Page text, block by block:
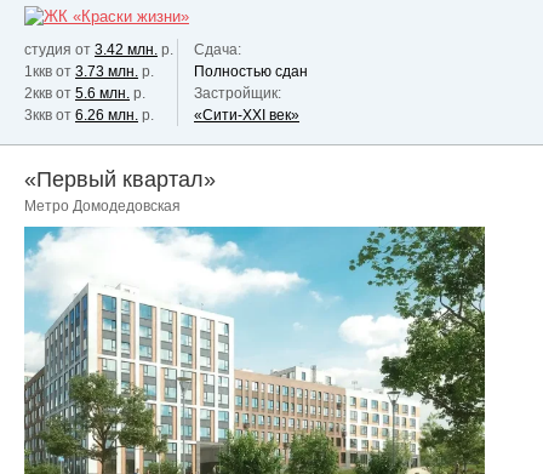
студия от 3.42 млн. р.
1ккв от 3.73 млн. р.
2ккв от 5.6 млн. р.
3ккв от 6.26 млн. р.
Сдача:
Полностью сдан
Застройщик:
«Сити-XXI век»
«Первый квартал»
Метро Домодедовская